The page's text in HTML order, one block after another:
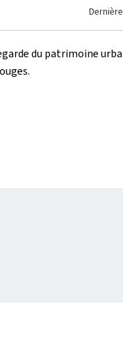
du patrimoine